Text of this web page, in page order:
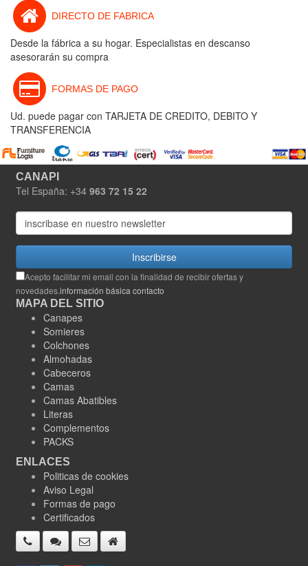
DIRECTO DE FABRICA
Desde la fábrica a su hogar. Especialistas en descanso
asesorarán su compra
FORMAS DE PAGO
Ud. puede pagar con TARJETA DE CREDITO, DEBITO Y
TRANSFERENCIA
CANAPI
Tel España: +34 963 72 15 22
Inscribirse
Acepto facilitar mi email con la finalidad de recibir ofertas y
novedades.información básica contacto
MAPA DEL SITIO
Canapes
Somieres
Colchones
Almohadas
Cabeceros
Camas
Camas Abatibles
Literas
Complementos
PACKS
ENLACES
Politicas de cookies
Aviso Legal
Formas de pago
Certificados